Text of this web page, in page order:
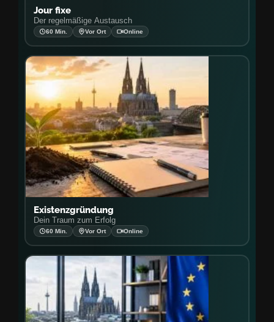
Jour fixe
Der regelmäßige Austausch
60 Min. Vor Ort Online
Existenzgründung
Dein Traum zum Erfolg
60 Min. Vor Ort Online